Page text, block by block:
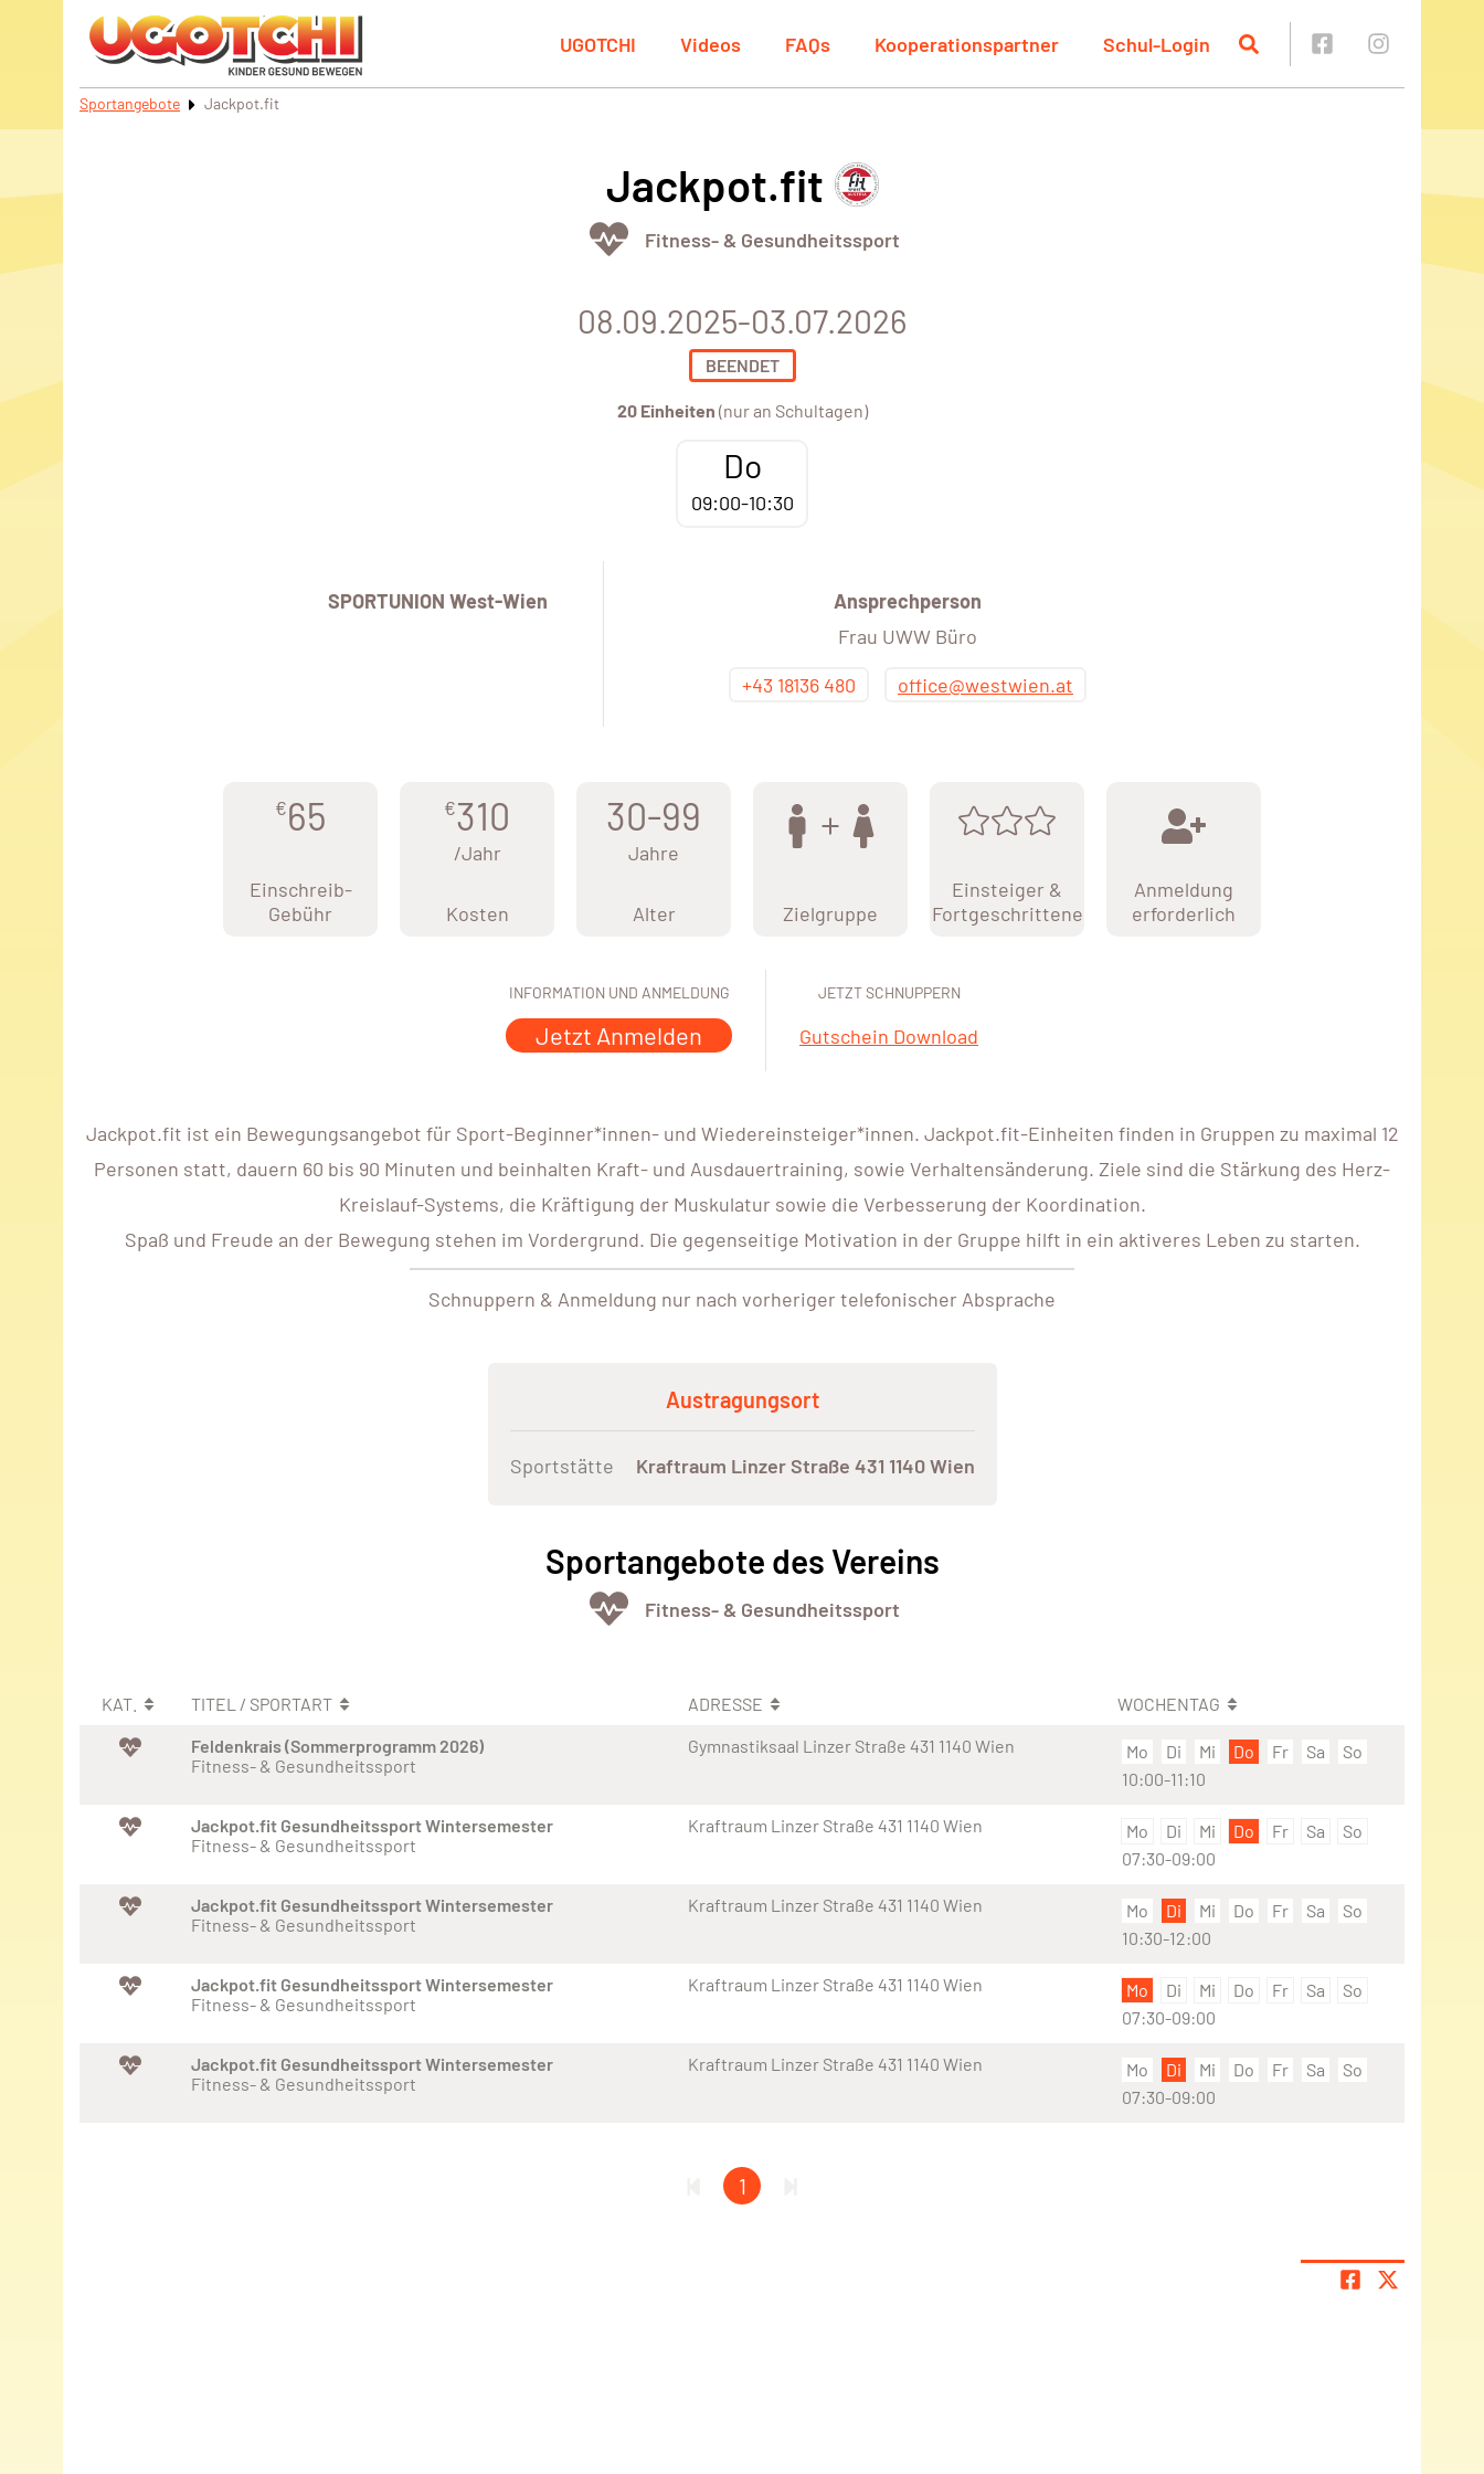
UGOTCHI Videos FAQs Kooperationspartner Schul-Login
Sportangebote Jackpot.fit
Jackpot.fit
Fitness- & Gesundheitssport
08.09.2025-03.07.2026
BEENDET
20 Einheiten (nur an Schultagen)
Do
09:00-10:30
SPORTUNION West-Wien
Ansprechperson
Frau UWW Büro
+43 18136 480
office@westwien.at
€65
Einschreib-
Gebühr
€310
/Jahr
Kosten
30-99
Jahre
Alter Zielgruppe
Einsteiger &
Fortgeschrittene
Anmeldung
erforderlich
INFORMATION UND ANMELDUNG
Jetzt Anmelden
JETZT SCHNUPPERN
Gutschein Download
Jackpot.fit ist ein Bewegungsangebot für Sport-Beginner*innen- und Wiedereinsteiger*innen. Jackpot.fit-Einheiten finden in Gruppen zu maximal 12
Personen statt, dauern 60 bis 90 Minuten und beinhalten Kraft- und Ausdauertraining, sowie Verhaltensänderung. Ziele sind die Stärkung des Herz-
Kreislauf-Systems, die Kräftigung der Muskulatur sowie die Verbesserung der Koordination.
Spaß und Freude an der Bewegung stehen im Vordergrund. Die gegenseitige Motivation in der Gruppe hilft in ein aktiveres Leben zu starten.
Schnuppern & Anmeldung nur nach vorheriger telefonischer Absprache
Austragungsort
Sportstätte Kraftraum Linzer Straße 431 1140 Wien
Sportangebote des Vereins
Fitness- & Gesundheitssport
KAT. TITEL / SPORTART ADRESSE
WOCHENTAG
Feldenkrais (Sommerprogramm 2026)
Fitness- & Gesundheitssport
Gymnastiksaal Linzer Straße 431 1140 Wien Mo Di Mi Do Fr Sa
So
10:00-11:10
Jackpot.fit Gesundheitssport Wintersemester
Fitness- & Gesundheitssport
Kraftraum Linzer Straße 431 1140 Wien Mo Di Mi Do Fr Sa
So
07:30-09:00
Jackpot.fit Gesundheitssport Wintersemester
Fitness- & Gesundheitssport
Kraftraum Linzer Straße 431 1140 Wien Mo Di Mi Do Fr Sa
So
10:30-12:00
Jackpot.fit Gesundheitssport Wintersemester
Fitness- & Gesundheitssport
Kraftraum Linzer Straße 431 1140 Wien Mo Di Mi Do Fr Sa
So
07:30-09:00
Jackpot.fit Gesundheitssport Wintersemester
Fitness- & Gesundheitssport
Kraftraum Linzer Straße 431 1140 Wien Mo Di Mi Do Fr Sa
So
07:30-09:00
1